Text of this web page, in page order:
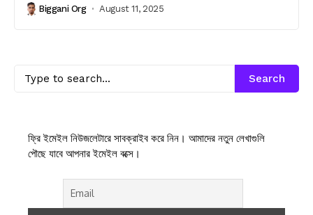
Biggani Org August 11, 2025
Search
ফ্রি ইমেইল নিউজলেটারে সাবক্রাইব করে নিন। আমাদের নতুন লেখাগুলি
পৌছে যাবে আপনার ইমেইল বক্সে।